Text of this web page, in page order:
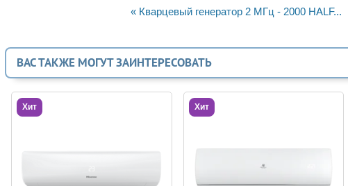
« Кварцевый генератор 2 МГц - 2000 HALF...
ВАС ТАКЖЕ МОГУТ ЗАИНТЕРЕСОВАТЬ
Хит Хит